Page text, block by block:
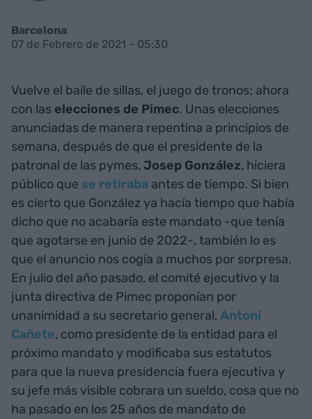
Barcelona
07 de Febrero de 2021 - 05:30
Vuelve el baile de sillas, el juego de tronos; ahora
con las elecciones de Pimec. Unas elecciones
anunciadas de manera repentina a principios de
semana, después de que el presidente de la
patronal de las pymes, Josep González, hiciera
público que se retiraba antes de tiempo. Si bien
es cierto que González ya hacía tiempo que había
dicho que no acabaría este mandato -que tenía
que agotarse en junio de 2022-, también lo es
que el anuncio nos cogía a muchos por sorpresa.
En julio del año pasado, el comité ejecutivo y la
junta directiva de Pimec proponían por
unanimidad a su secretario general, Antoni
Cañete, como presidente de la entidad para el
próximo mandato y modificaba sus estatutos
para que la nueva presidencia fuera ejecutiva y
su jefe más visible cobrara un sueldo, cosa que no
ha pasado en los 25 años de mandato de